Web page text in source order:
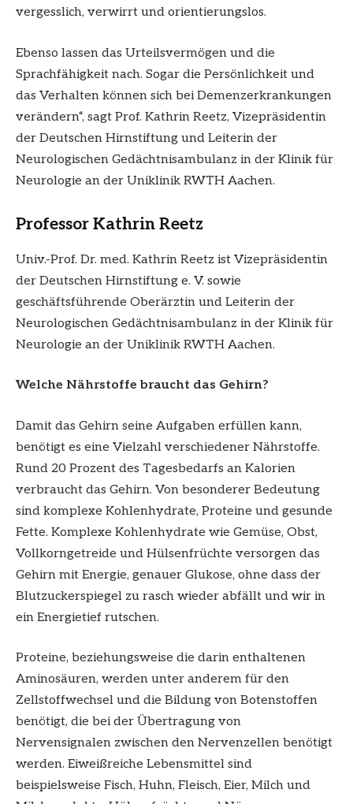
vergesslich, verwirrt und orientierungslos.
Ebenso lassen das Urteilsvermögen und die
Sprachfähigkeit nach. Sogar die Persönlichkeit und
das Verhalten können sich bei Demenzerkrankungen
verändern“, sagt Prof. Kathrin Reetz, Vizepräsidentin
der Deutschen Hirnstiftung und Leiterin der
Neurologischen Gedächtnisambulanz in der Klinik für
Neurologie an der Uniklinik RWTH Aachen.
Professor Kathrin Reetz
Univ.-Prof. Dr. med. Kathrin Reetz ist Vizepräsidentin
der Deutschen Hirnstiftung e. V. sowie
geschäftsführende Oberärztin und Leiterin der
Neurologischen Gedächtnisambulanz in der Klinik für
Neurologie an der Uniklinik RWTH Aachen.
Welche Nährstoffe braucht das Gehirn?
Damit das Gehirn seine Aufgaben erfüllen kann,
benötigt es eine Vielzahl verschiedener Nährstoffe.
Rund 20 Prozent des Tagesbedarfs an Kalorien
verbraucht das Gehirn. Von besonderer Bedeutung
sind komplexe Kohlenhydrate, Proteine und gesunde
Fette. Komplexe Kohlenhydrate wie Gemüse, Obst,
Vollkorngetreide und Hülsenfrüchte versorgen das
Gehirn mit Energie, genauer Glukose, ohne dass der
Blutzuckerspiegel zu rasch wieder abfällt und wir in
ein Energietief rutschen.
Proteine, beziehungsweise die darin enthaltenen
Aminosäuren, werden unter anderem für den
Zellstoffwechsel und die Bildung von Botenstoffen
benötigt, die bei der Übertragung von
Nervensignalen zwischen den Nervenzellen benötigt
werden. Eiweißreiche Lebensmittel sind
beispielsweise Fisch, Huhn, Fleisch, Eier, Milch und